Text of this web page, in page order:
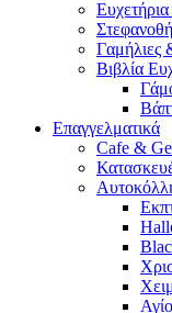
Γαμήλιες
Βιβλία
Επαγγελματικά
Cafe &